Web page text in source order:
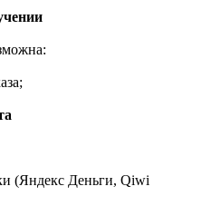
(Яндекс Деньги, Qiwi